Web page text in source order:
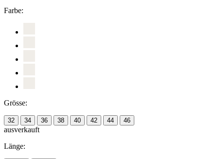
Farbe:
Grösse:
32 34 36 38 40 42 44 46
ausverkauft
Länge: